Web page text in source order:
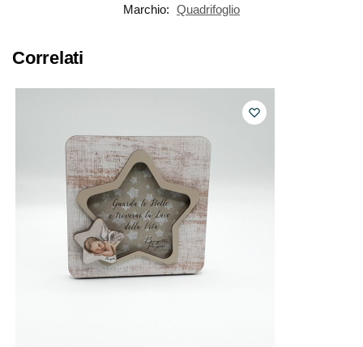
Marchio: Quadrifoglio
Correlati